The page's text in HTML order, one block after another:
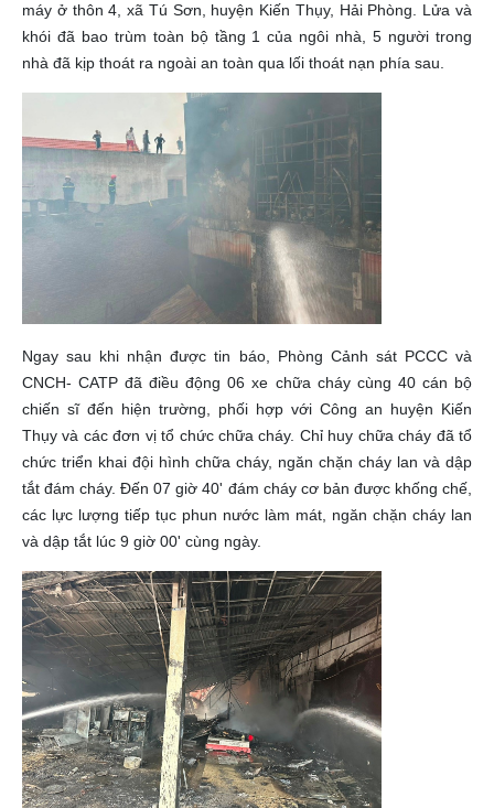
máy ở thôn 4, xã Tú Sơn, huyện Kiến Thụy, Hải Phòng. Lửa và
khói đã bao trùm toàn bộ tầng 1 của ngôi nhà, 5 người trong
nhà đã kịp thoát ra ngoài an toàn qua lối thoát nạn phía sau.
Ngay sau khi nhận được tin báo, Phòng Cảnh sát PCCC và
CNCH- CATP đã điều động 06 xe chữa cháy cùng 40 cán bộ
chiến sĩ đến hiện trường, phối hợp với Công an huyện Kiến
Thụy và các đơn vị tổ chức chữa cháy. Chỉ huy chữa cháy đã tổ
chức triển khai đội hình chữa cháy, ngăn chặn cháy lan và dập
tắt đám cháy. Đến 07 giờ 40' đám cháy cơ bản được khống chế,
các lực lượng tiếp tục phun nước làm mát, ngăn chặn cháy lan
và dập tắt lúc 9 giờ 00' cùng ngày.